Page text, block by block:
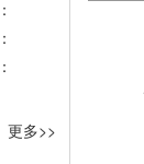
更多>>